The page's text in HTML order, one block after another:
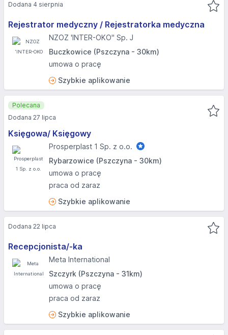
Rejestrator medyczny / Rejestratorka medyczna
NZOZ 'INTER-OKO" Sp. J
Buczkowice (Pszczyna - 30km)
umowa o pracę
Szybkie aplikowanie
Dodana 4 sierpnia
Księgowa/ Księgowy
Prosperplast 1 Sp. z o.o.
Rybarzowice (Pszczyna - 30km)
umowa o pracę
praca od zaraz
Szybkie aplikowanie
Polecana
Dodana 27 lipca
Recepcjonista/-ka
Meta International
Szczyrk (Pszczyna - 31km)
umowa o pracę
praca od zaraz
Szybkie aplikowanie
Dodana 22 lipca